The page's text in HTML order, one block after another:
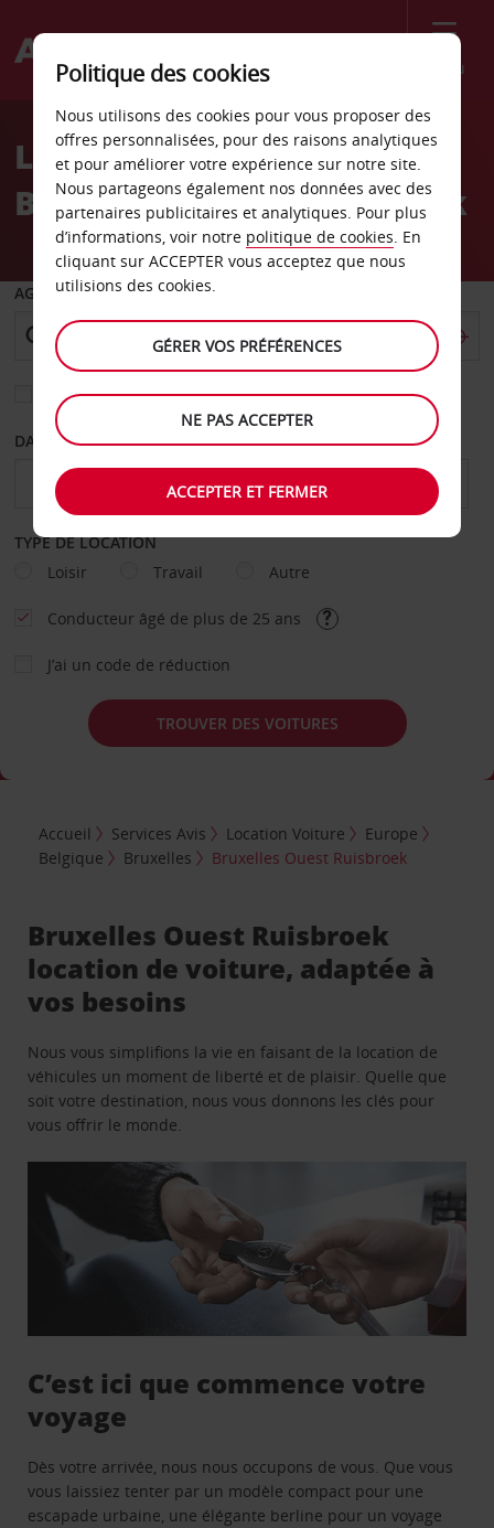
Menu
Welcome
AvisLocation de voiture
Bruxelles Ouest Ruisbroek
AGENCE DE DÉPART
Sélectionnez une autre agence de retour
DATE DE DÉPART DATE DE RETOUR
TYPE DE LOCATION
Loisir
Travail Autre
Conducteur âgé de plus de 25 ans
J’ai un code de réduction
TROUVER DES VOITURES
Accueil Services Avis Location Voiture
Europe
Belgique
Bruxelles Bruxelles Ouest Ruisbroek
Bruxelles Ouest Ruisbroek
location de voiture, adaptée à
vos besoins
Nous vous simplifions la vie en faisant de la location de
véhicules un moment de liberté et de plaisir. Quelle que
soit votre destination, nous vous donnons les clés pour
vous offrir le monde.
C’est ici que commence votre
voyage
Dès votre arrivée, nous nous occupons de vous. Que vous
vous laissiez tenter par un modèle compact pour une
escapade urbaine, une élégante berline pour un voyage
Politique des cookies
Nous utilisons des cookies pour vous proposer des
offres personnalisées, pour des raisons analytiques
et pour améliorer votre expérience sur notre site.
Nous partageons également nos données avec des
partenaires publicitaires et analytiques. Pour plus
d’informations, voir notre politique de cookies. En
cliquant sur ACCEPTER vous acceptez que nous
utilisions des cookies.
GÉRER VOS PRÉFÉRENCES
NE PAS ACCEPTER
ACCEPTER ET FERMER